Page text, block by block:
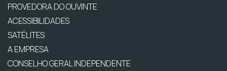
PROVEDORA DO OUVINTE
ACESSIBILIDADES
SATÉLITES
A EMPRESA
CONSELHO GERAL INDEPENDENTE